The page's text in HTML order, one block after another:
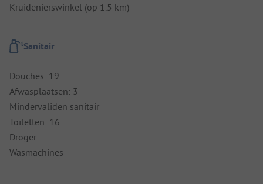
Kruidenierswinkel (op 1.5 km)
Sanitair
Douches: 19
Afwasplaatsen: 3
Mindervaliden sanitair
Toiletten: 16
Droger
Wasmachines